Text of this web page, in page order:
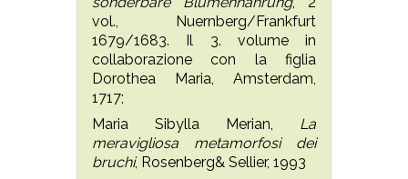
vol., Nuernberg/Frankfurt
1679/1683. Il 3. volume in
collaborazione con la figlia
Dorothea Maria, Amsterdam,
1717;
Maria Sibylla Merian, La
meravigliosa metamorfosi dei
bruchi, Rosenberg& Sellier, 1993